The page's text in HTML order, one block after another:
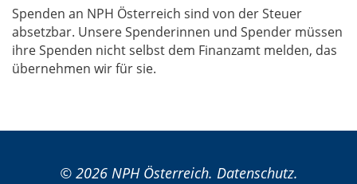
Spenden an NPH Österreich sind von der Steuer
absetzbar. Unsere Spenderinnen und Spender müssen
ihre Spenden nicht selbst dem Finanzamt melden, das
übernehmen wir für sie.
© 2026 NPH Österreich. Datenschutz.